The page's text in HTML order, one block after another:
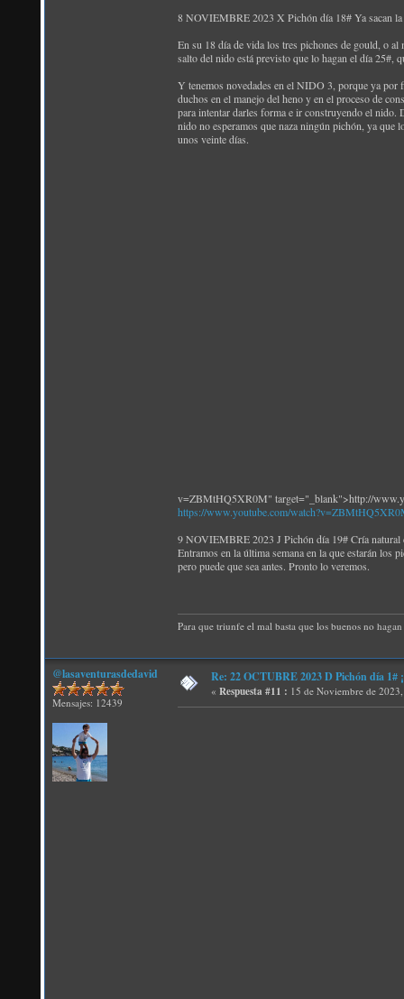
8 NOVIEMBRE 2023 X Pichón día 18# Ya sacan
En su 18 día de vida los tres pichones de gould, o al
salto del nido está previsto que lo hagan el día 25#,
Y tenemos novedades en el NIDO 3, porque ya por
duchos en el manejo del heno y en el proceso de
para intentar darles forma e ir construyendo el nido.
nido no esperamos que naza ningún pichón, ya que
unos veinte días.
v=ZBMtHQ5XR0M" target="_blank">http://
https://www.youtube.com/
9 NOVIEMBRE 2023 J Pichón día 19# Cría natural
Entramos en la última semana en la que estarán los
pero puede que sea antes. Pronto lo veremos.
Para que triunfe el mal basta que los buenos no
@lasaventurasdedavid
Mensajes: 12439
Re: 22 OCTUBRE 2023 D Pichón día
« Respuesta #11 : 15 de Noviembre de